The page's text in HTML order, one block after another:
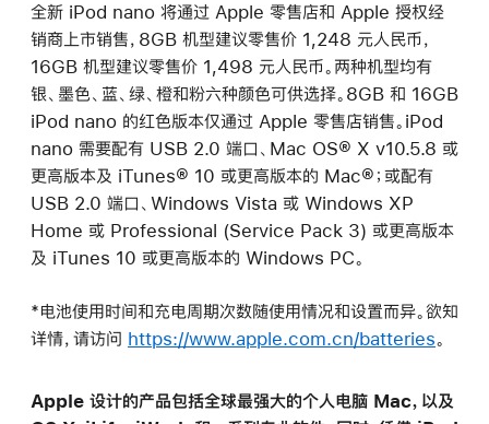
全新 iPod nano 将通过 Apple 零售店和 Apple 授权经
销商上市销售，8GB 机型建议零售价 1,248 元人民币，
16GB 机型建议零售价 1,498 元人民币。两种机型均有
银、墨色、蓝、绿、橙和粉六种颜色可供选择。8GB 和 16GB
iPod nano 的红色版本仅通过 Apple 零售店销售。iPod
nano 需要配有 USB 2.0 端口、Mac OS® X v10.5.8 或
更高版本及 iTunes® 10 或更高版本的 Mac®；或配有
USB 2.0 端口、Windows Vista 或 Windows XP
Home 或 Professional (Service Pack 3) 或更高版本
及 iTunes 10 或更高版本的 Windows PC。
*电池使用时间和充电周期次数随使用情况和设置而异。欲知
详情，请访问 https://www.apple.com.cn/batteries。
Apple 设计的产品包括全球最强大的个人电脑 Mac，以及